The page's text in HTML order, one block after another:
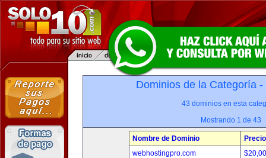
Dominios de la Categoría -
43 dominios en esta
Mostrando 1 de 43
Nombre de Dominio
Precio
webhostingpro.com